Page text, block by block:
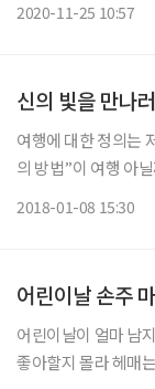
2020-11-25 10:57
신의 빛을 만나
여행에 대한 정의는
의 방법”이 여행 아
2018-01-08 15:30
어린이날 손주
어린이날이 얼마 남
좋아할지 몰라 헤매는 신중년들도 있다. 그렇다